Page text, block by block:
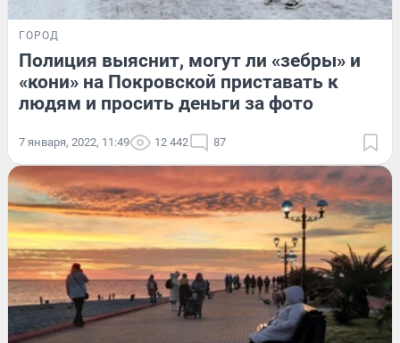
ГОРОД
Полиция выяснит, могут ли «зебры» и
«кони» на Покровской приставать к
людям и просить деньги за фото
7 января, 2022, 11:49 12 442 87